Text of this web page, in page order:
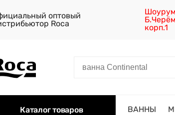
оптовый
Roca
корп.1
Каталог товаров ВАННЫ